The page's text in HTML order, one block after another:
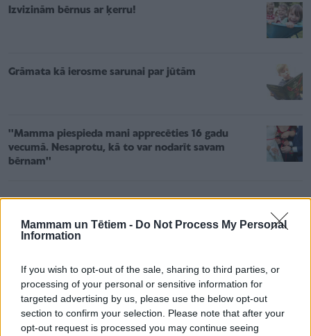
Mammam un Tētiem - Do Not Process My Personal
Information
If you wish to opt-out of the sale, sharing to third parties, or
processing of your personal or sensitive information for
targeted advertising by us, please use the below opt-out
section to confirm your selection. Please note that after your
opt-out request is processed you may continue seeing
Izvizinām bērnus ar ķerru!
Grāmata kā ierosme sarunai par jūtām
''Mamma piespieda mani apprecēties 16 gadu
vecumā. Nesaprotu, kā to var nodarīt savam
bērnam''
“Ja runājam par smēķējamiem šķidrumiem vai
“saltiem”, kas tagad ir ļoti populāri, faktiski jaunieši
iziet uz ārkārtīgi lielu risku, jo viņi faktiski nezina, kas
ir to sastāvā.